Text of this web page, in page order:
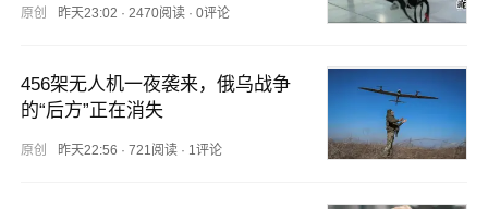
原创 昨天23:02 · 2470阅读· 0评论
456架无人机一夜袭来，俄乌战争
的“后方”正在消失
原创 昨天22:56 · 721阅读· 1评论